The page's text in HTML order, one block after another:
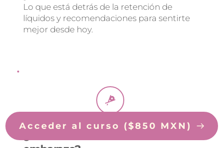
Lo que está detrás de la retención de
líquidos y recomendaciones para sentirte
mejor desde hoy.
¿Puedo comer sushi en el
Acceder al curso ($850 MXN)